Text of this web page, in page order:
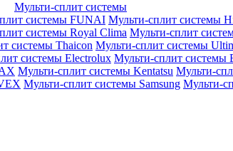
Мульти-сплит системы
системы FUNAI Мульти-сплит системы
системы Royal Clima Мульти-сплит
системы Thaicon Мульти-сплит системы
системы Electrolux Мульти-сплит системы
Мульти-сплит системы Kentatsu Мульти-
Мульти-сплит системы Samsung Мульти-